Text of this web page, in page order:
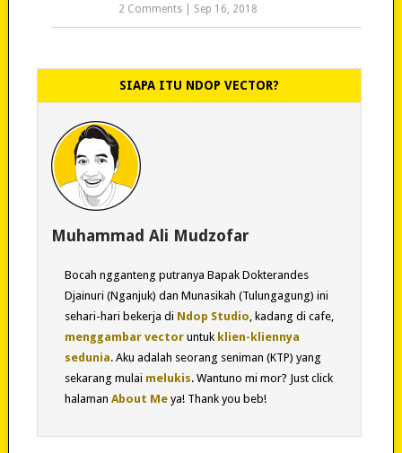
2 Comments Sep 16, 2018
SIAPA ITU NDOP VECTOR?
Muhammad Ali Mudzofar
Bocah ngganteng putranya Bapak Dokterandes
Djainuri (Nganjuk) dan Munasikah (Tulungagung) ini
sehari-hari bekerja di Ndop Studio , kadang di cafe,
menggambar vectoruntuk klien-kliennya
sedunia. Aku adalah seorang seniman (KTP) yang
sekarang mulai melukis. Wantuno mi mor? Just click
halaman About Meya! Thank you beb!